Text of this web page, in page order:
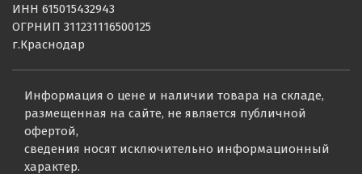
ИНН 615015432943
ОГРНИП 311231116500125
г.Краснодар
Информация о цене и наличии товара на складе,
размещенная на сайте, не является публичной
офертой,
сведения носят исключительно информационный
характер.